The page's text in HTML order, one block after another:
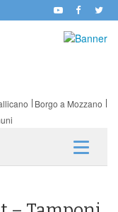
Borgo a Mozzano